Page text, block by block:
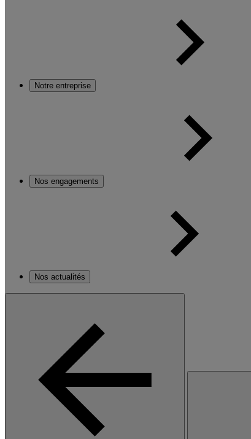
Notre entreprise
Nos engagements
Nos actualités